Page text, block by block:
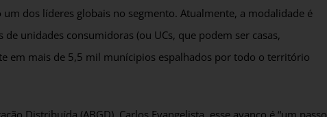
dos líderes globais no segmento. Atualmente, a modalidade é
unidades consumidoras (ou UCs, que podem ser casas,
em mais de 5,5 mil munícipios espalhados por todo o território